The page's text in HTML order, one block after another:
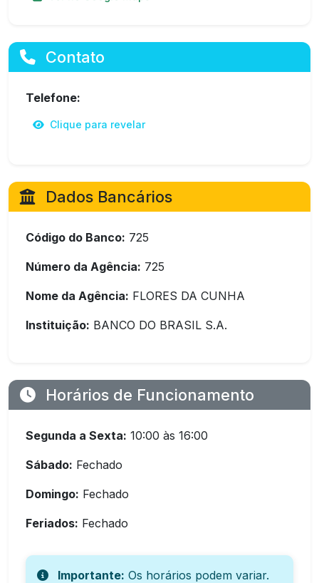
Contato
Telefone:
Clique para revelar
Dados Bancários
Código do Banco: 725
Número da Agência: 725
Nome da Agência: FLORES DA CUNHA
Instituição: BANCO DO BRASIL S.A.
Horários de Funcionamento
Segunda a Sexta: 10:00 às 16:00
Sábado: Fechado
Domingo: Fechado
Feriados: Fechado
Importante: Os horários podem variar.